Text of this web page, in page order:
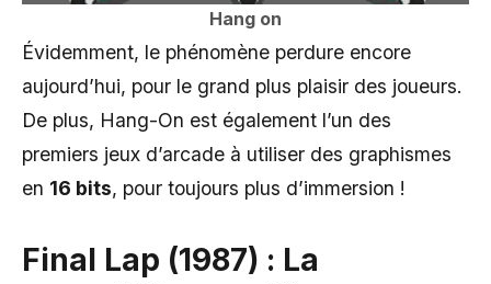
Hang on
Évidemment, le phénomène perdure encore
aujourd’hui, pour le grand plus plaisir des joueurs.
De plus, Hang-On est également l’un des
premiers jeux d’arcade à utiliser des graphismes
en 16 bits, pour toujours plus d’immersion !
Final Lap (1987) : La